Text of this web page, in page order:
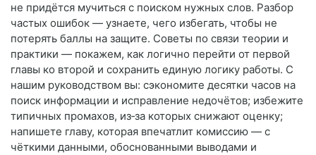
не придётся мучиться с поиском нужных слов. Разбор
частых ошибок — узнаете, чего избегать, чтобы не
потерять баллы на защите. Советы по связи теории и
практики — покажем, как логично перейти от первой
главы ко второй и сохранить единую логику работы. С
нашим руководством вы: сэкономите десятки часов на
поиск информации и исправление недочётов; избежите
типичных промахов, из‑за которых снижают оценку;
напишете главу, которая впечатлит комиссию — с
чёткими данными, обоснованными выводами и